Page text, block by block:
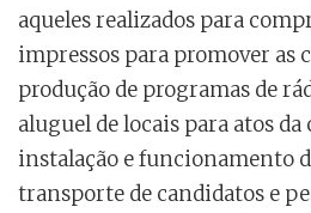
aqueles realizados para
impressos para promover as
produção de programas de
aluguel de locais para atos da
instalação e funcionamento
transporte de candidatos e